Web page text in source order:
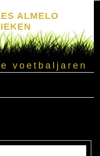
ALMELO
voetbaljaren